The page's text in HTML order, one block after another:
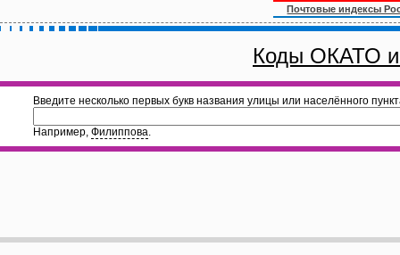
Почтовые индексы
Коды ОКАТО
Введите несколько первых букв названия улицы или населённого
Например, Филиппова.